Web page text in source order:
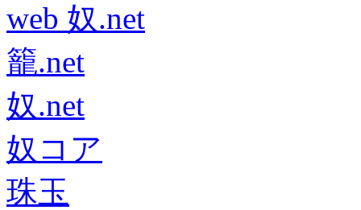
web 奴.net
籠.net
奴.net
奴コア
珠玉